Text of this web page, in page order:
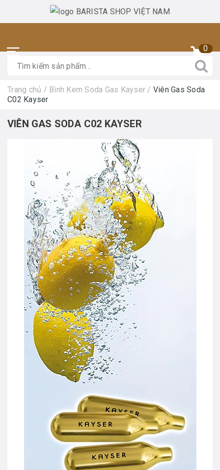
0
Trang chủ / Bình Kem Soda Gas Kayser / Viên Gas Soda
C02 Kayser
VIÊN GAS SODA C02 KAYSER